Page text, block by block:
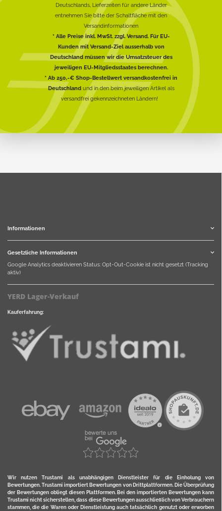
Deutschlands, Lieferzeiten für andere Länder
entnehmen Sie bitte der Schaltfläche mit den
Versandinformationen
* Alle Preise inkl. MwSt. zzgl. Versand. Für EU-
Kunden mit Versand-Ziel ausserhalb von
Deutschland müssen wir die Umsatzsteuer des
jeweiligen EU-Mitgliedsstaates berechnen.
* Ab 250,-€ Shop-Bestellwert versandkostenfrei in
Deutschlandund in den beim jeweiligen Artikel als
versandfrei gekennzeichneten Ländern!
Informationen
Gesetzliche Informationen
Google Analytics deaktivieren Status: Opt-Out-Cookie ist nicht gesetzt (Tracking
aktiv)
YERD Lager-Verkauf
Kauferfahrung:
Wir nutzen Trustami als unabhängigen Dienstleister für die Einholung von
Bewertungen. Trustami importiert Bewertungen von Drittplattformen. Die Überprüfung
der Bewertungen obliegt diesen Plattformen. Bei den importierten Bewertungen kann
Trustami nicht sicherstellen, dass diese Bewertungen ausschließlich von Verbrauchern
stammen, die die Waren oder Dienstleistung auch tatsächlich genutzt oder erworben